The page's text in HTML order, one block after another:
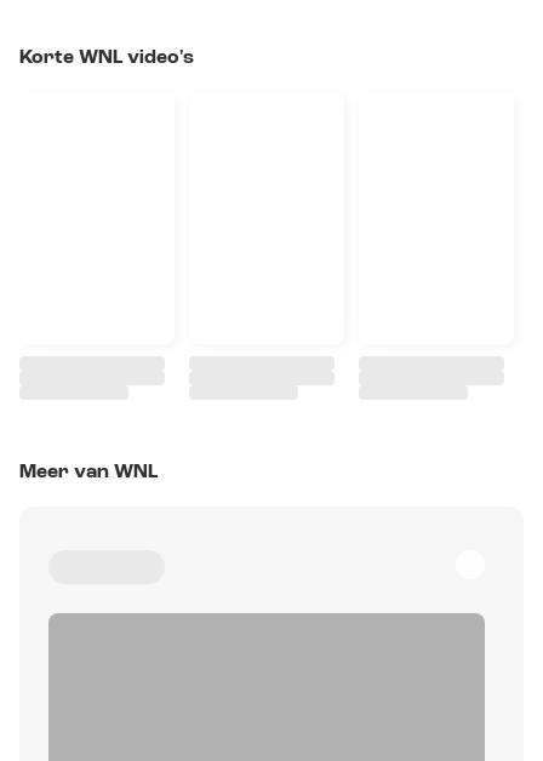
Korte WNL video's
Meer van WNL